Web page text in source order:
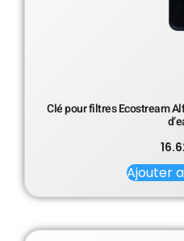
Clé pour filtres Ecostream
Ajouter